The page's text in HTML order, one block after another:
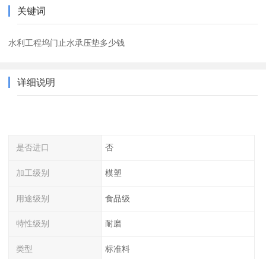
关键词
水利工程坞门止水承压垫多少钱
详细说明
是否进口 否
加工级别 模塑
用途级别 食品级
特性级别 耐磨
类型 标准料